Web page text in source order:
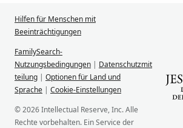
Hilfen für Menschen mit
Beeinträchtigungen
FamilySearch-
Nutzungsbedingungen | Datenschutzmit
teilung | Optionen für Land und
Sprache | Cookie-Einstellungen
© 2026 Intellectual Reserve, Inc. Alle
Rechte vorbehalten. Ein Service der